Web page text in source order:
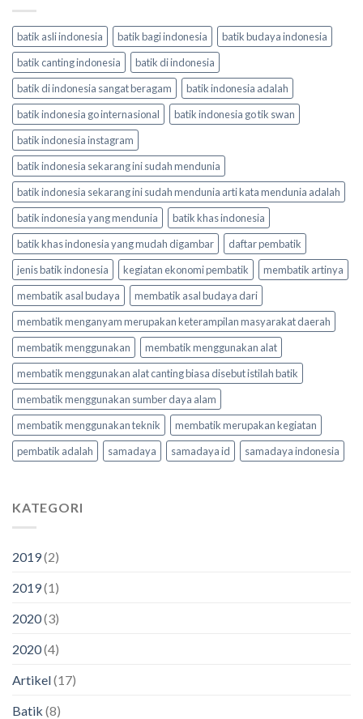
batik asli indonesia batik bagi indonesia
batik budaya indonesia
batik canting indonesia
batik di indonesia
batik di indonesia sangat beragam
batik indonesia adalah
batik indonesia go internasional
batik indonesia go tik swan
batik indonesia instagram
batik indonesia sekarang ini sudah mendunia
batik indonesia sekarang ini sudah mendunia arti kata mendunia adalah
batik indonesia yang mendunia
batik khas indonesia
batik khas indonesia yang mudah digambar
daftar pembatik
jenis batik indonesia
kegiatan ekonomi pembatik
membatik artinya
membatik asal budaya
membatik asal budaya dari
membatik menganyam merupakan keterampilan masyarakat daerah
membatik menggunakan
membatik menggunakan alat
membatik menggunakan alat canting biasa disebut istilah batik
membatik menggunakan sumber daya alam
membatik menggunakan teknik
membatik merupakan kegiatan
pembatik adalah
samadaya samadaya id samadaya indonesia
KATEGORI
2019(2)
2019(1)
2020(3)
2020(4)
Artikel(17)
Batik (8)